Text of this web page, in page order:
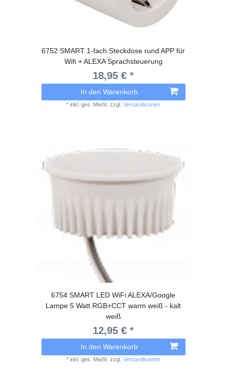
6752 SMART 1-fach Steckdose rund APP für
Wifi + ALEXA Sprachsteuerung
18,95 € *
In den Warenkorb
*inkl. ges. MwSt. zzgl.Versandkosten
6754 SMART LED WiFi ALEXA/Google
Lampe 5 Watt RGB+CCT warm weiß - kalt
weiß
12,95 € *
In den Warenkorb
*inkl. ges. MwSt. zzgl.Versandkosten